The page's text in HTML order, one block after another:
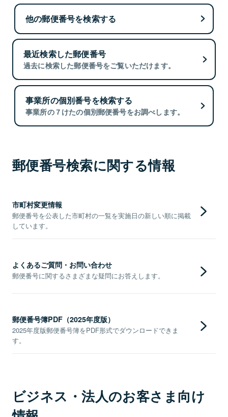
他の郵便番号を検索する
最近検索した郵便番号
過去に検索した郵便番号をご覧いただけます。
事業所の個別番号を検索する
事業所の７けたの個別郵便番号をお調べします。
郵便番号検索に関する情報
市町村変更情報
郵便番号を公表した市町村の一覧を実施日の新しい順に掲載
しています。
よくあるご質問・お問い合わせ
郵便番号に関するさまざまな疑問にお答えします。
郵便番号簿PDF（2025年度版）
2025年度版郵便番号簿をPDF形式でダウンロードできま
す。
ビジネス・法人のお客さま向け